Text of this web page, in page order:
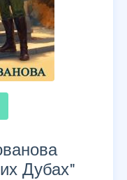
Дубах"